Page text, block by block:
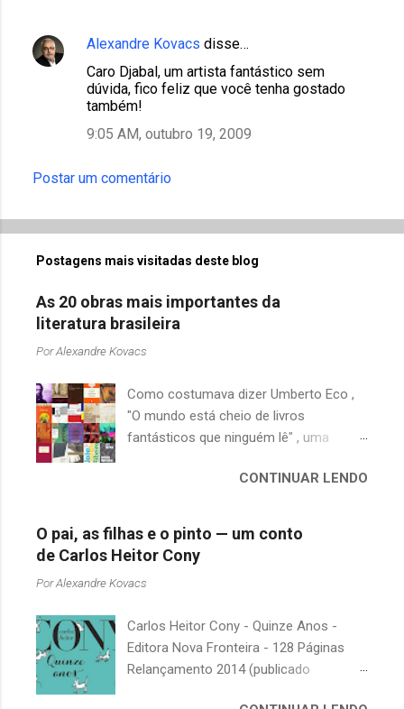
Alexandre Kovacs disse…
Caro Djabal, um artista fantástico sem
dúvida, fico feliz que você tenha gostado
também!
9:05 AM, outubro 19, 2009
Postar um comentário
Postagens mais visitadas deste blog
As 20 obras mais importantes da
literatura brasileira
PorAlexandre Kovacs
Como costumava dizer Umberto Eco ,
"O mundo está cheio de livros
fantásticos que ninguém lê" , uma
quando falamos de clássicos da
escritores brasileiros, somos forçados
a uma avaliação burocrática na escola e
acabamos adquirindo uma certa
antipatia a determinado livro ou autor
justamente o contrário. É surpreendente
como uma segunda visita a essas
obras, já em nossa maturidade, pode
CONTINUAR LENDO
O pai, as filhas e o pinto — um conto
de Carlos Heitor Cony
PorAlexandre Kovacs
Carlos Heitor Cony - Quinze Anos -
Editora Nova Fronteira - 128 Páginas
Relançamento 2014 (publicado